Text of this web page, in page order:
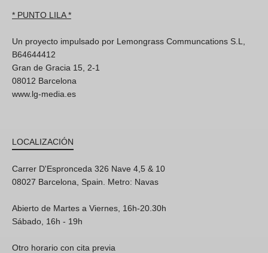
* PUNTO LILA *
Un proyecto impulsado por Lemongrass Communcations S.L,
B64644412
Gran de Gracia 15, 2-1
08012 Barcelona
www.lg-media.es
LOCALIZACIÓN
Carrer D'Espronceda 326 Nave 4,5 & 10
08027 Barcelona, Spain. Metro: Navas
Abierto de Martes a Viernes, 16h-20.30h
Sábado, 16h - 19h
Otro horario con cita previa